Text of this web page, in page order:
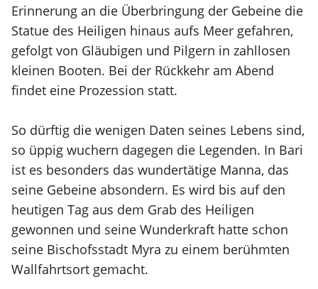
Erinnerung an die Überbringung der Gebeine die
Statue des Heiligen hinaus aufs Meer gefahren,
gefolgt von Gläubigen und Pilgern in zahllosen
kleinen Booten. Bei der Rückkehr am Abend
findet eine Prozession statt.
So dürftig die wenigen Daten seines Lebens sind,
so üppig wuchern dagegen die Legenden. In Bari
ist es besonders das wundertätige Manna, das
seine Gebeine absondern. Es wird bis auf den
heutigen Tag aus dem Grab des Heiligen
gewonnen und seine Wunderkraft hatte schon
seine Bischofsstadt Myra zu einem berühmten
Wallfahrtsort gemacht.